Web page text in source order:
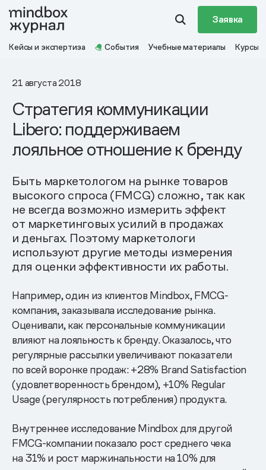
Заявка
Кейсы и экспертиза События Учебные материалы Курсы
21 августа 2018
Стратегия коммуникации
Libero: поддерживаем
лояльное отношение к бренду
Быть маркетологом на рынке товаров
высокого спроса (FMCG) сложно, так как
не всегда возможно измерить эффект
от маркетинговых усилий в продажах
и деньгах. Поэтому маркетологи
используют другие методы измерения
для оценки эффективности их работы.
Например, один из клиентов Mindbox, FMCG-
компания, заказывала исследование рынка.
Оценивали, как персональные коммуникации
влияют на лояльность к бренду. Оказалось, что
регулярные рассылки увеличивают показатели
по всей воронке продаж: +28% Brand Satisfaction
(удовлетворенность брендом), +10% Regular
Usage (регулярность потребления) продукта.
Внутреннее исследование Mindbox для другой
FMCG-компании показало рост среднего чека
на 31% и рост маржинальности на 10% для